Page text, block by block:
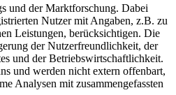
und der Marktforschung. Dabei
Nutzer mit Angaben, z.B. zu
Leistungen, berücksichtigen. Die
der Nutzerfreundlichkeit, der
und der Betriebswirtschaftlichkeit.
und werden nicht extern offenbart,
Analysen mit zusammengefassten